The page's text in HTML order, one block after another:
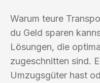
Warum teure
du Geld sparen
Lösungen, die
zugeschnitten sind.
Umzugsgüter hast